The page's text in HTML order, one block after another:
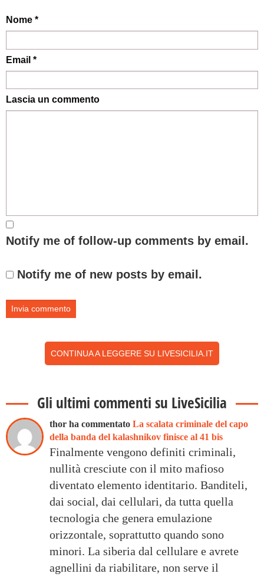
Nome *
Email *
Lascia un commento
Notify me of follow-up comments by email.
Notify me of new posts by email.
CONTINUA A LEGGERE SU LIVESICILIA.IT
Gli ultimi commenti su LiveSicilia
thor ha commentato La scalata criminale del capo
della banda del kalashnikov finisce al 41 bis
Finalmente vengono definiti criminali,
nullità cresciute con il mito mafioso
diventato elemento identitario. Banditeli,
dai social, dai cellulari, da tutta quella
tecnologia che genera emulazione
orizzontale, soprattutto quando sono
minori. La siberia dal cellulare e avrete
agnellini da riabilitare, non serve il